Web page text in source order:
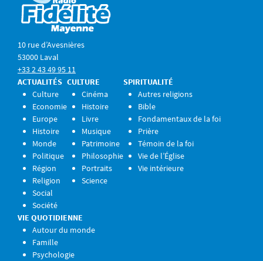
10 rue d’Avesnières
53000 Laval
+33 2 43 49 95 11
ACTUALITÉS
Culture
Economie
Europe
Histoire
Monde
Politique
Région
Religion
Social
Société
CULTURE
Cinéma
Histoire
Livre
Musique
Patrimoine
Philosophie
Portraits
Science
SPIRITUALITÉ
Autres religions
Bible
Fondamentaux de la foi
Prière
Témoin de la foi
Vie de l’Église
Vie intérieure
VIE QUOTIDIENNE
Autour du monde
Famille
Psychologie